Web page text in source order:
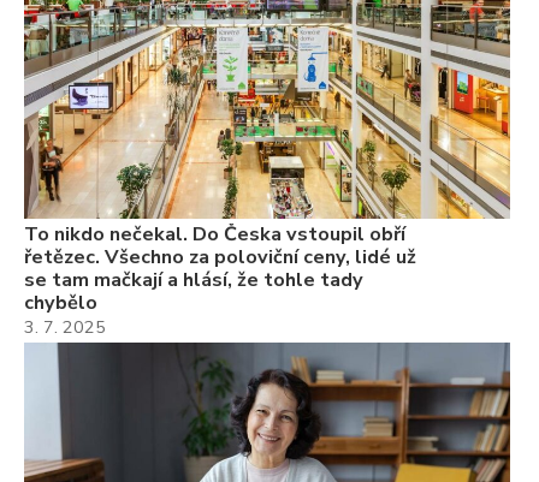
To nikdo nečekal. Do Česka vstoupil obří
řetězec. Všechno za poloviční ceny, lidé už
se tam mačkají a hlásí, že tohle tady
chybělo
3. 7. 2025